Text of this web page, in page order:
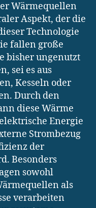
Wärmequellen
Aspekt, der die
Technologie
fallen große
bisher ungenutzt
sei es aus
Kesseln oder
Durch den
diese Wärme
Energie
Strombezug
der
Besonders
sowohl
als
verarbeiten